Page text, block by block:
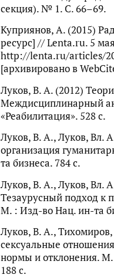
секция). № 1. С. 66–69.
Куприянов, А. (2015)
ресурс] // Lenta.ru. 5
http://lenta.ru/articles/
[архивировано в
Луков, В. А. (2012)
Междисциплинарный
«Реабилитация». 528 с.
Луков, В. А., Луков, Вл.
организация
та бизнеса. 784 с.
Луков, В. А., Луков, Вл.
Тезаурусный подход к
М. : Изд-во Нац. ин-та
Луков, В. А.,
сексуальные
нормы и отклонения.
188 с.